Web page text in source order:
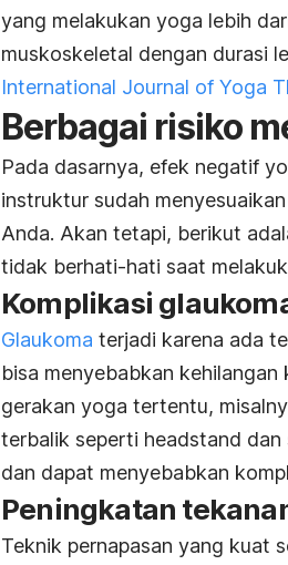
yang melakukan yoga lebih
muskoskeletal dengan durasi
International Journal of Yoga
Berbagai risiko
Pada dasarnya, efek negatif
instruktur sudah
Anda. Akan tetapi, berikut
tidak berhati-hati saat
Komplikasi
Glaukoma terjadi karena ada
bisa menyebabkan
gerakan yoga tertentu,
terbalik seperti headstand dan
dan dapat menyebabkan
Peningkatan
Teknik pernapasan yang kuat